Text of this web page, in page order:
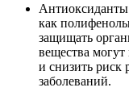
как
защищать
вещества
и снизить риск
заболеваний.